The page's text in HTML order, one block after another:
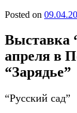
Posted on
Выставка
апреля в
“Зарядье”
“Русский сад”